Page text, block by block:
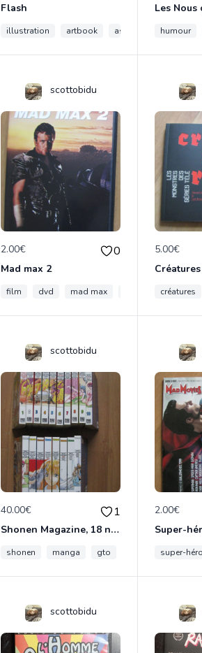
Flash
illustration artbook asie humour
scottobidu
2.00€ 0
Mad max 2
film dvd mad max science-fiction
5.00€
créatures
scottobidu
40.00€ 1
Shonen Magazine, 18 numéros
shonen manga gto action
2.00€
Super-
super-
scottobidu